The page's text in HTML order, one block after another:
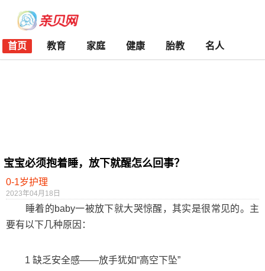
首页 教育 家庭 健康 胎教 名人
宝宝必须抱着睡，放下就醒怎么回事？
0-1岁护理
2023年04月18日
睡着的baby一被放下就大哭惊醒，其实是很常见的。主
要有以下几种原因：
1 缺乏安全感——放手犹如“高空下坠”